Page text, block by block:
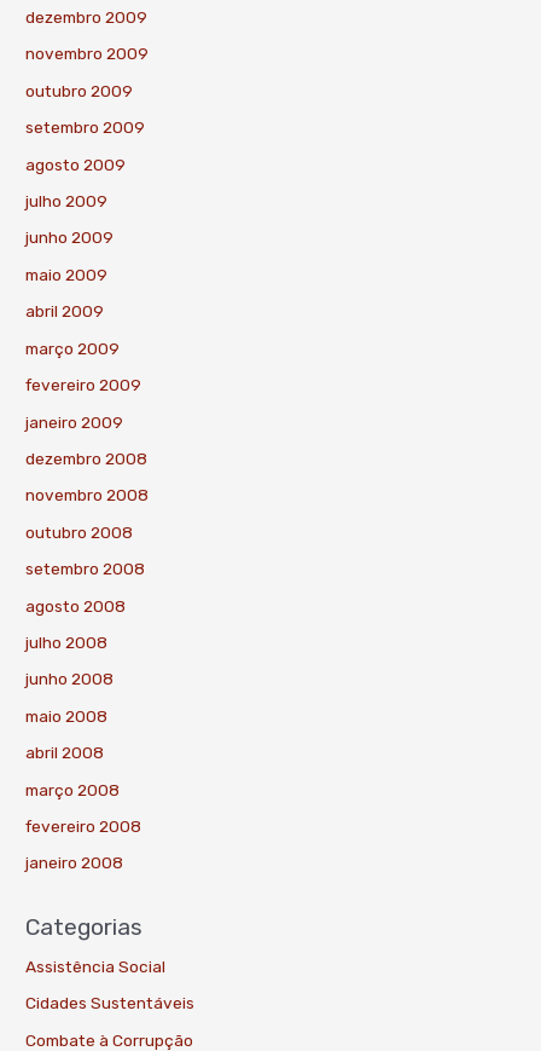
dezembro 2009
novembro 2009
outubro 2009
setembro 2009
agosto 2009
julho 2009
junho 2009
maio 2009
abril 2009
março 2009
fevereiro 2009
janeiro 2009
dezembro 2008
novembro 2008
outubro 2008
setembro 2008
agosto 2008
julho 2008
junho 2008
maio 2008
abril 2008
março 2008
fevereiro 2008
janeiro 2008
Categorias
Assistência Social
Cidades Sustentáveis
Combate à Corrupção